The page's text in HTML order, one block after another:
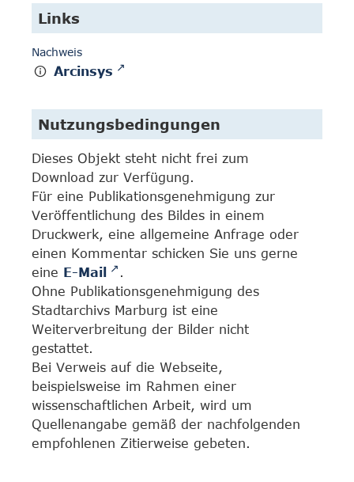
Links
Nachweis
Arcinsys
Nutzungsbedingungen
Dieses Objekt steht nicht frei zum
Download zur Verfügung.
Für eine Publikationsgenehmigung zur
Veröffentlichung des Bildes in einem
Druckwerk, eine allgemeine Anfrage oder
einen Kommentar schicken Sie uns gerne
eine E-Mail
.
Ohne Publikationsgenehmigung des
Stadtarchivs Marburg ist eine
Weiterverbreitung der Bilder nicht
gestattet.
Bei Verweis auf die Webseite,
beispielsweise im Rahmen einer
wissenschaftlichen Arbeit, wird um
Quellenangabe gemäß der nachfolgenden
empfohlenen Zitierweise gebeten.